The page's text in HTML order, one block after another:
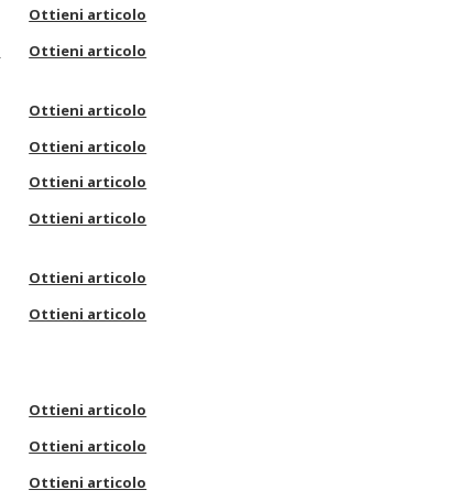
Ottieni articolo
Ottieni articolo
Ottieni articolo
Ottieni articolo
Ottieni articolo
Ottieni articolo
Ottieni articolo
Ottieni articolo
Ottieni articolo
Ottieni articolo
Ottieni articolo